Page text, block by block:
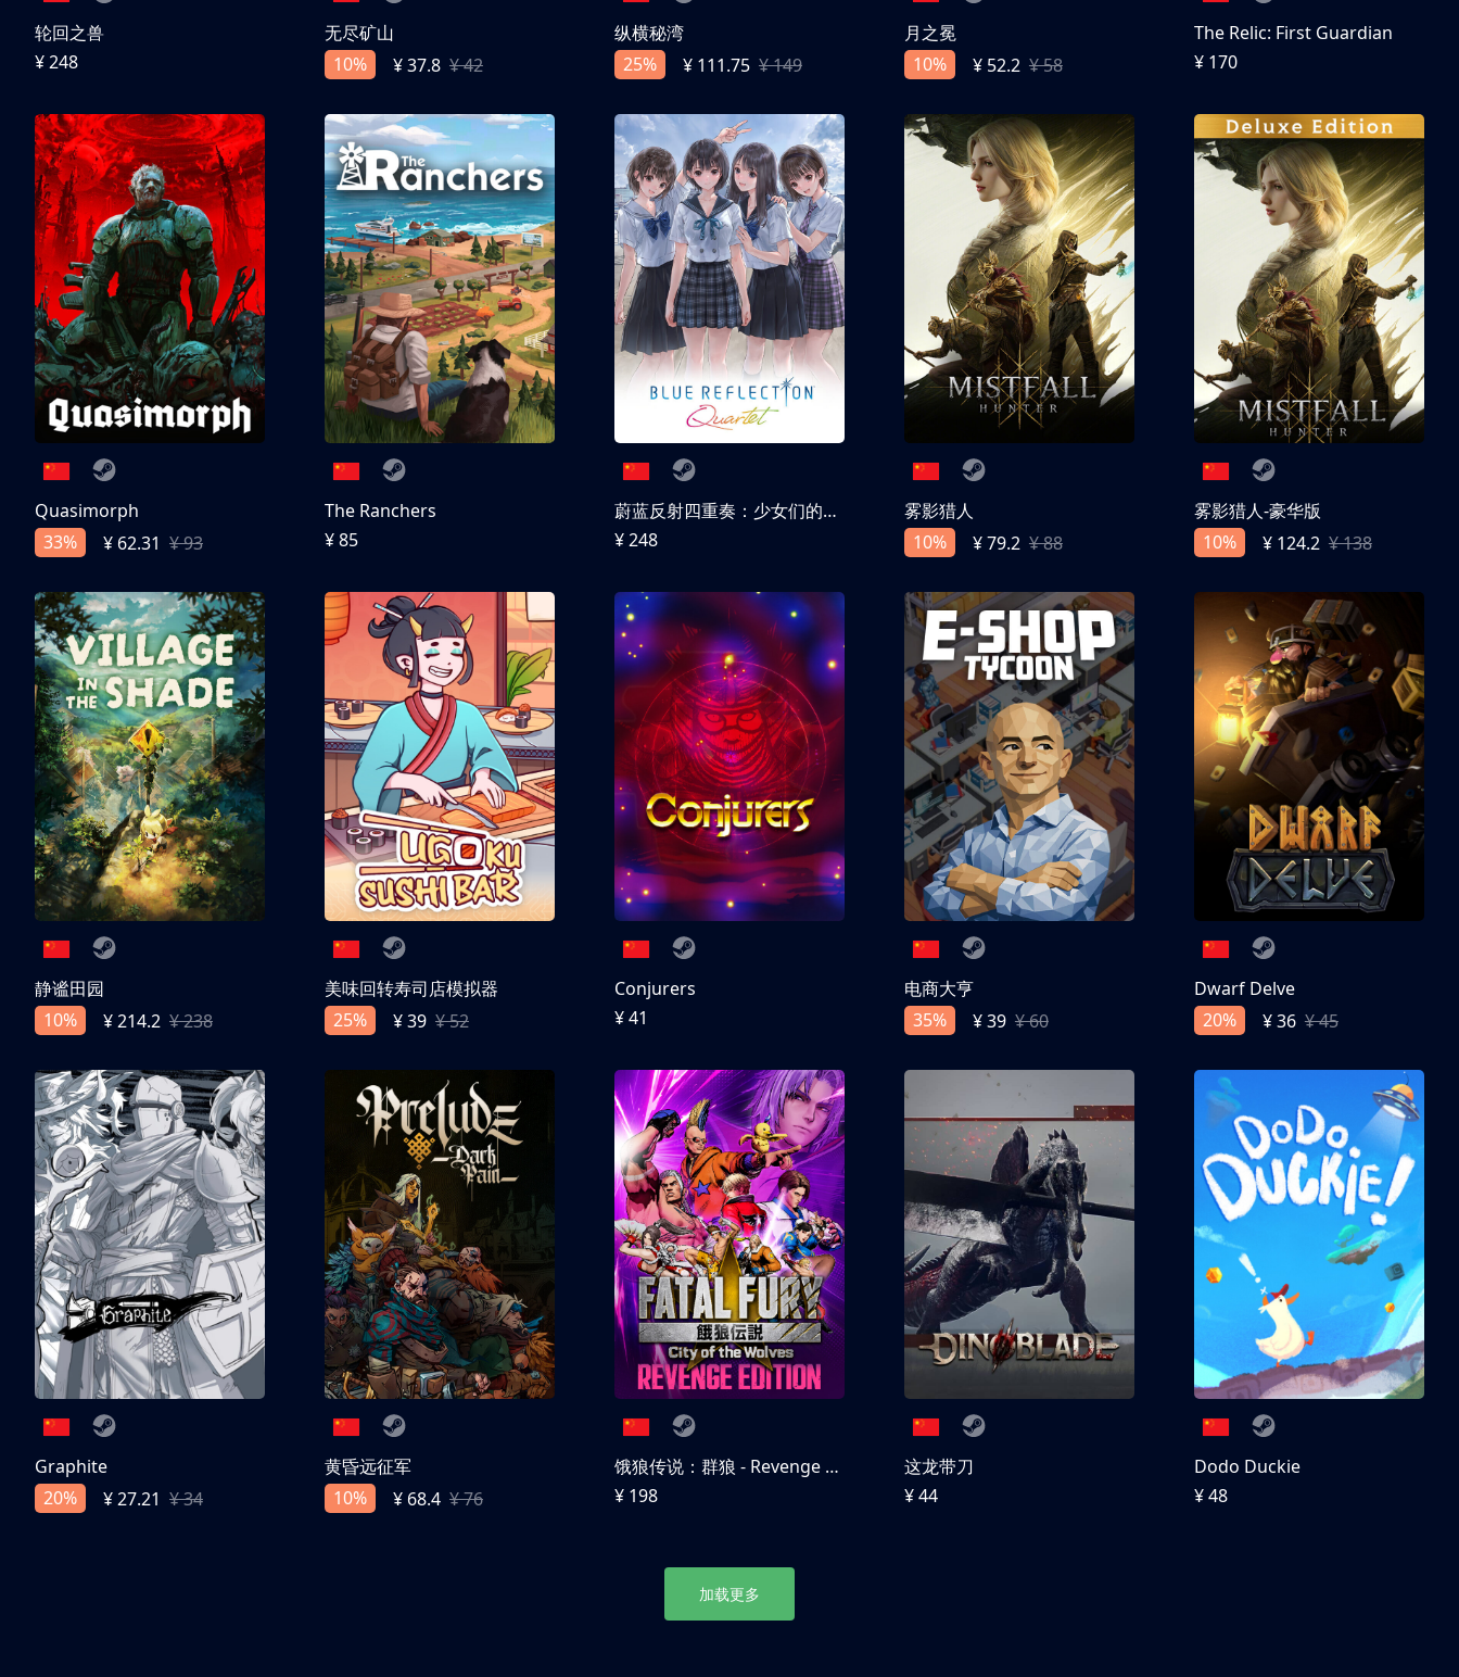
轮回之兽
¥ 248
无尽矿山
10%
¥ 37.8 ¥ 42
纵横秘湾
25%
¥ 111.75 ¥ 149
月之冕
10%
¥ 52.2 ¥ 58
The Relic: First Guardian
¥ 170
Quasimorph
33%
¥ 62.31 ¥ 93
The Ranchers
¥ 85
蔚蓝反射四重奏：少女们的奇迹
¥ 248
雾影猎人
10%
¥ 79.2 ¥ 88
雾影猎人-豪华版
10%
¥ 124.2 ¥ 138
静谧田园
10%
¥ 214.2 ¥ 238
美味回转寿司店模拟器
25%
¥ 39 ¥ 52
Conjurers
¥ 41
电商大亨
35%
¥ 39 ¥ 60
Dwarf Delve
20%
¥ 36 ¥ 45
Graphite
20%
¥ 27.21 ¥ 34
黄昏远征军
10%
¥ 68.4 ¥ 76
饿狼传说：群狼 - Revenge Edition
¥ 198
这龙带刀
¥ 44
Dodo Duckie
¥ 48
加载更多